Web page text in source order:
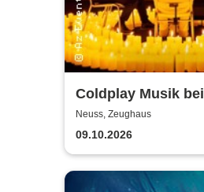
Coldplay Musik bei
Kerzenschein
Neuss, Zeughaus
09.10.2026